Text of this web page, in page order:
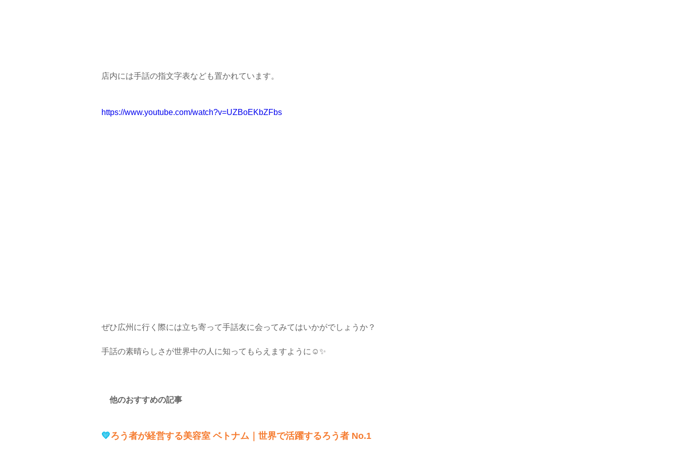
店内には手話の指文字表なども置かれています。
https://www.youtube.com/watch?v=UZBoEKbZFbs
ぜひ広州に行く際には立ち寄って手話友に会ってみてはいかがでしょうか？
手話の素晴らしさが世界中の人に知ってもらえますように☺️✨
他のおすすめの記事
💛ろう者が経営する美容室 ベトナム｜世界で活躍するろう者 No.1